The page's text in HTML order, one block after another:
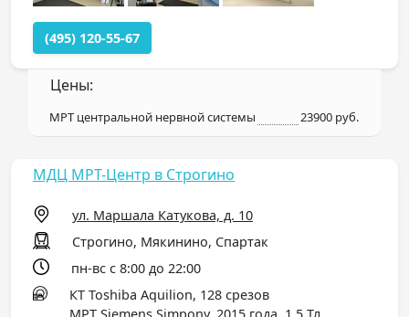
(495) 120-55-67
Цены:
МРТ центральной нервной системы 23900 руб.
МДЦ МРТ-Центр в Строгино
ул. Маршала Катукова, д. 10
Строгино, Мякинино, Спартак
пн-вс с 8:00 до 22:00
КТ Toshiba Aquilion, 128 срезов